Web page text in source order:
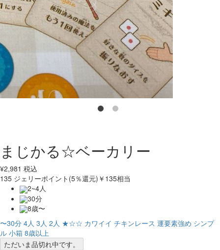
まじかる☆ベーカリー
¥2,981 税込
135 ジェリーポイント(5％還元) ￥135相当
2~4人
30分
8歳〜
〜30分 4人 3人 2人 ★☆☆ カワイイ チキンレース 運要素強め シンプ
ル 小箱 8歳以上
ただいま品切れ中です。